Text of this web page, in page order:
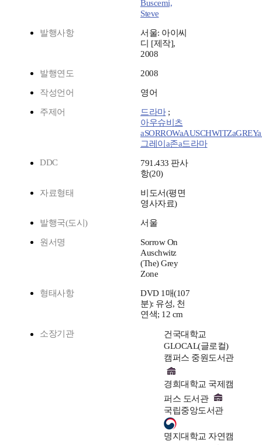
Buscemi,
Steve
발행사항
서울: 아이씨
디 [제작],
2008
발행연도 2008
작성언어 영어
주제어 드라마;
아우슈비츠
그레이a존a드라마
DDC
791.433 판사
항(20)
자료형태
비도서(평면
영사자료)
발행국(도시) 서울
원서명
Sorrow On
Auschwitz
(The) Grey
Zone
형태사항
DVD 1매(107
분): 유성, 천
연색; 12 cm
소장기관
건국대학교
GLOCAL(글로컬)
캠퍼스 중원도서관
경희대학교 국제캠
퍼스 도서관
국립중앙도서관
명지대학교 자연캠